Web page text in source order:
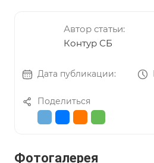
Автор статьи:
Контур СБ
Дата публикации:
Поделиться
Фотогалерея